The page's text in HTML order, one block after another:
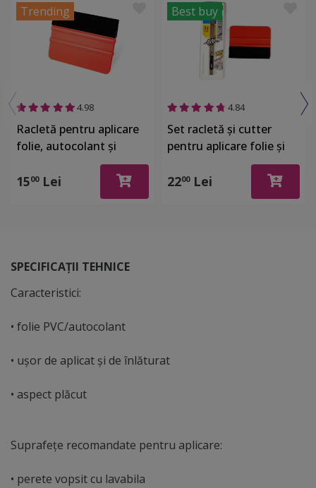
Trending
4.98
Racletă pentru aplicare
folie, autocolant şi
stickere, din plastic cu o
latură cu pâslă
1500Lei
Best buy
4.84
Set racletă şi cutter
pentru aplicare folie şi
2200Lei
SPECIFICAȚII TEHNICE
Caracteristici:
• folie PVC/autocolant
• uşor de aplicat şi de înlăturat
• aspect plăcut
Suprafeţe recomandate pentru aplicare:
• perete vopsit cu lavabila